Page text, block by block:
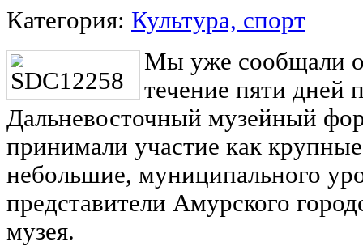
Категория: Культура, спорт
Мы уже сообщали о
течение пяти дней
Дальневосточный музейный
принимали участие как
небольшие, муниципального
представители Амурского
музея.